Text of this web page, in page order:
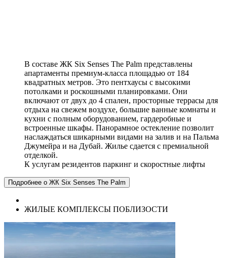
В составе ЖК Six Senses The Palm представлены
апартаменты премиум-класса площадью от 184
квадратных метров. Это пентхаусы с высокими
потолками и роскошными планировками. Они
включают от двух до 4 спален, просторные террасы для
отдыха на свежем воздухе, большие ванные комнаты и
кухни с полным оборудованием, гардеробные и
встроенные шкафы. Панорамное остекление позволит
наслаждаться шикарными видами на залив и на Пальма
Джумейра и на Дубай. Жилье сдается с премиальной
отделкой.
К услугам резидентов паркинг и скоростные лифты
Подробнее о ЖК Six Senses The Palm
ЖИЛЫЕ КОМПЛЕКСЫ ПОБЛИЗОСТИ